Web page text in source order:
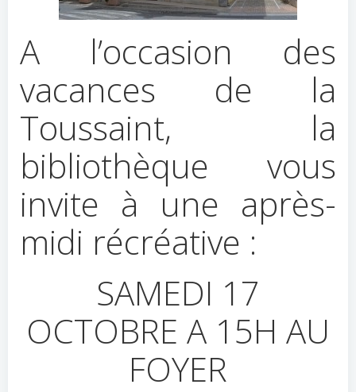
A l’occasion des
vacances de la
Toussaint, la
bibliothèque vous
invite à une après-
midi récréative :
SAMEDI 17
OCTOBRE A 15H AU
FOYER